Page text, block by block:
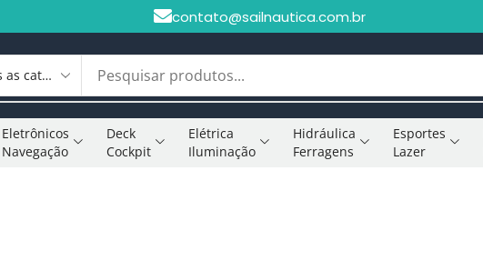
contato@sailnautica.com.br
Eletrônicos
Navegação
Deck
Cockpit
Elétrica
Iluminação
Hidráulica
Ferragens
Esportes
Lazer